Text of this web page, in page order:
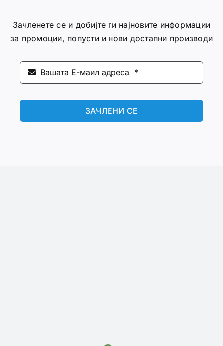
Зачленете се и добијте ги најновите информации
за промоции, попусти и нови достапни производи
ЗАЧЛЕНИ СЕ